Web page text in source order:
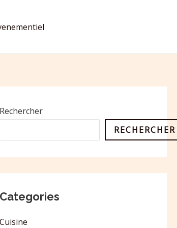
Rechercher
RECHERCHER
Categories
Cuisine